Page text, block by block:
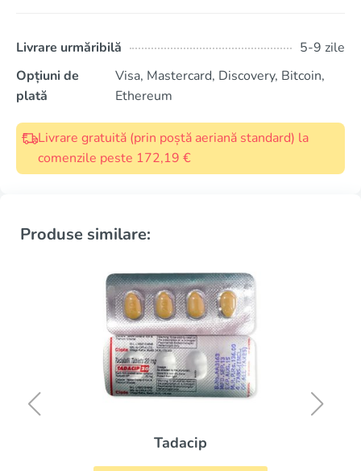
Livrare urmăribilă
5-9 zile
Opțiuni de
plată
Visa, Mastercard, Discovery, Bitcoin,
Ethereum
Livrare gratuită (prin poștă aeriană standard) la
comenzile peste 172,19 €
Produse similare:
Tadacip